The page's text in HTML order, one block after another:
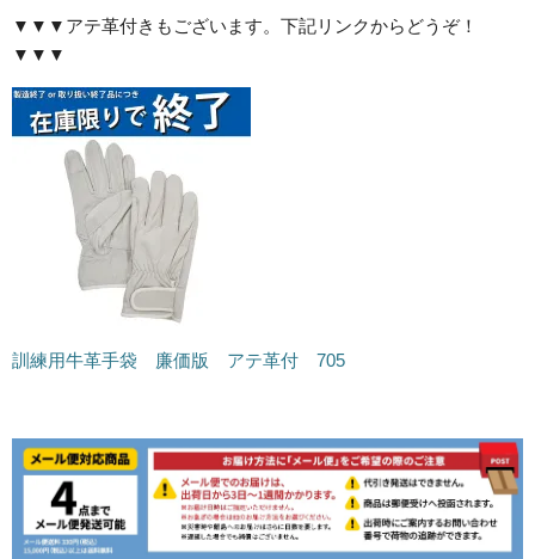
▼▼▼アテ革付きもございます。下記リンクからどうぞ！
▼▼▼
訓練用牛革手袋 廉価版 アテ革付 705